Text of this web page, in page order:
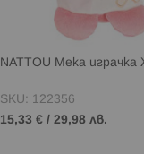
NATTOU Мека
SKU: 122356
15,33 € / 29,98 лв.